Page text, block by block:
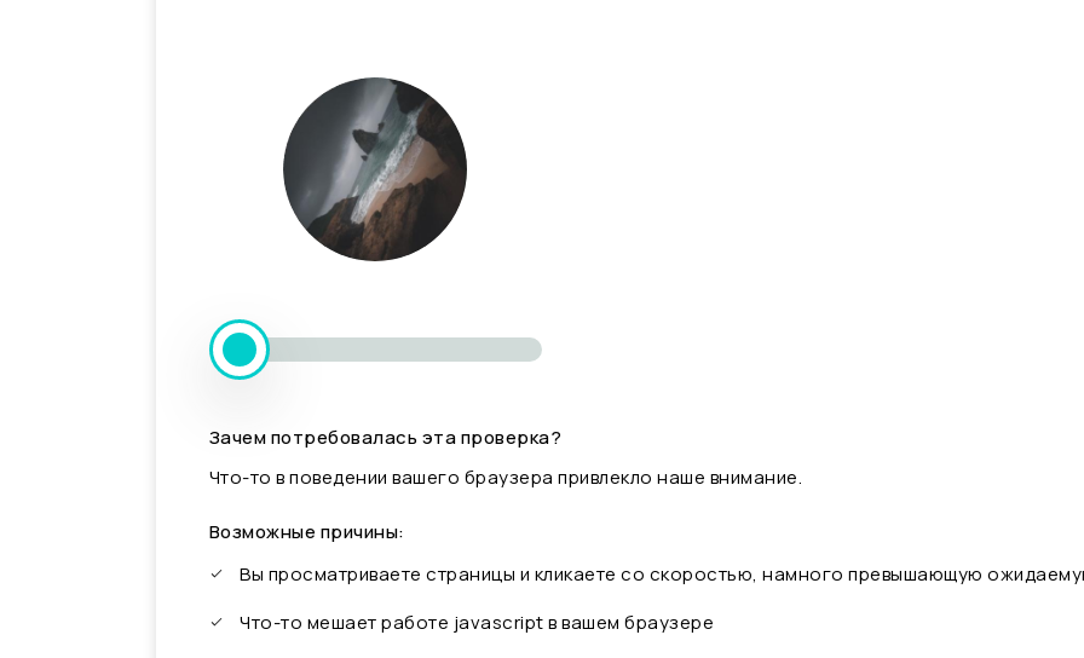
Зачем потребовалась эта проверка?
Что-то в поведении вашего браузера привлекло наше внимание.
Возможные причины:
Вы просматриваете страницы и кликаете со скоростью, намного превышающую
Что-то мешает работе javascript в вашем браузере